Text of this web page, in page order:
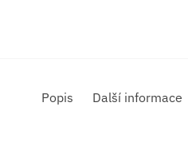
Popis Další informace